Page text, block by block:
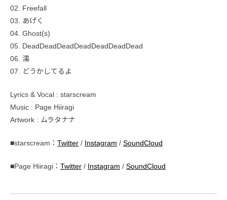
02. Freefall
03. あげく
04. Ghost(s)
05. DeadDeadDeadDeadDeadDeadDead
06. 濡
07. どうかしてるよ
Lyrics & Vocal : starscream
Music : Page Hiiragi
Artwork : ムラタナナ
■starscream： Twitter / Instagram / SoundCloud
■Page Hiiragi： Twitter / Instagram / SoundCloud